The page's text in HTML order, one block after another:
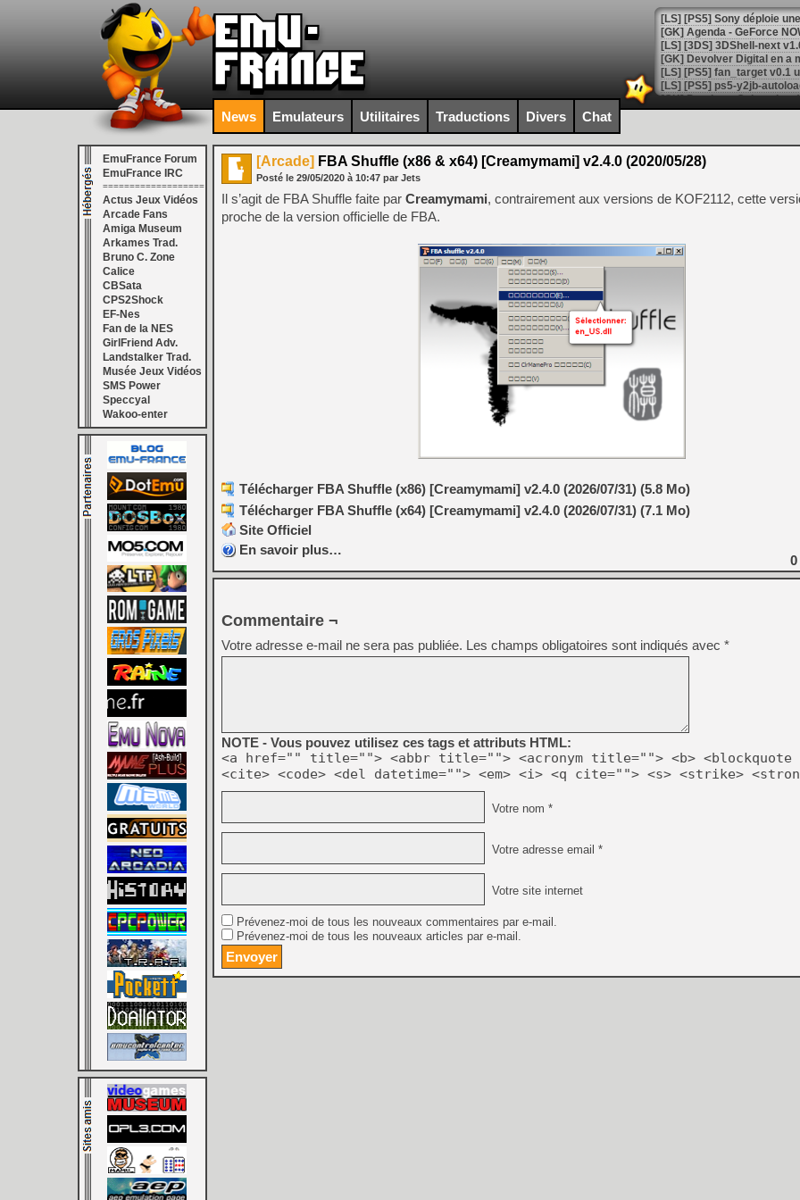
[GK] Agenda - GeForce
[GK] Devolver Digital en a
[LS] [PS5] ps5-y2jb-
[GK] Pourquoi Marvel
[GK] Test : Restory : Chill
[GK] GTA 6 : Rockstar
[GK] Hot Wheels Infinite
[GK] Mémoire cash -
[GK] Résultats Nintendo :
[GK] Déjà des
[Mo5] Brickboy cherche à
[GK] Minecraft et ses «
[GK] Beast of
[GK] Ubisoft : fin de partie
[GK] Mémoire cash -
[GK] Dan Houser (GTA)
[GK] Comment EA Sports
[GK] Crimson Moon : un
[GK] Isle of Reveries : le
[GK] Moonlighter 2 : The
[GK] Capcom relance
[Mo5] Deux inédits du
[GK] Le beat'em up The
[GK] Endless Legend 2 :
[LS] [PS5] Le WebKit
[GK] Oubliez Crazy Taxi,
[LS] [Switch] NSZ 5.0.0
[GK] No More Room in
News Emulateurs Utilitaires Traductions Divers Chat
EmuFrance Forum
EmuFrance IRC
===================
Actus Jeux Vidéos
Arcade Fans
Amiga Museum
Arkames Trad.
Bruno C. Zone
Calice
CBSata
CPS2Shock
EF-Nes
Fan de la NES
GirlFriend Adv.
Landstalker Trad.
Musée Jeux Vidéos
SMS Power
Speccyal
Wakoo-enter
[Arcade] FBA Shuffle (x86 & x64) [Creamymami] v2.4.0 (2020/05/28)
Posté le 29/05/2020 à 10:47 par Jets
Il s’agit de FBA Shuffle faite par Creamymami, contrairement aux versions de KOF2112, cette
proche de la version officielle de FBA.
Télécharger FBA Shuffle (x86) [Creamymami] v2.4.0 (2026/07/31) (5.8 Mo)
Télécharger FBA Shuffle (x64) [Creamymami] v2.4.0 (2026/07/31) (7.1 Mo)
Site Officiel
En savoir plus…
0
Commentaire ¬
Votre adresse e-mail ne sera pas publiée. Les champs obligatoires sont indiqués avec *
NOTE - Vous pouvez utilisez ces tags et attributs HTML:
<a href="" title=""> <abbr title=""> <acronym title=""> <b> <blockquote
<cite> <code> <del datetime=""> <em> <i> <q cite=""> <s> <strike>
Votre nom *
Votre adresse email *
Votre site internet
Prévenez-moi de tous les nouveaux commentaires par e-mail.
Prévenez-moi de tous les nouveaux articles par e-mail.